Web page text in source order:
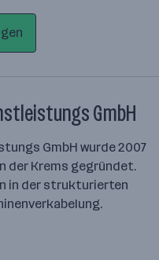
GmbH
GmbH wurde 2007
der Krems gegründet.
in der strukturierten